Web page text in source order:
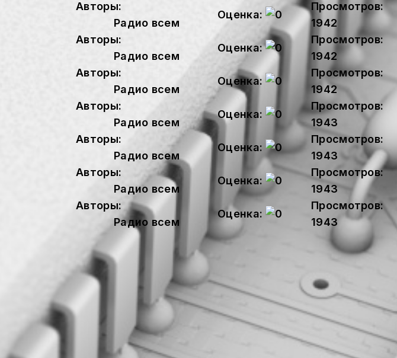
Авторы:
Радио всем
Оценка:
Просмотров:
1942
Авторы:
Радио всем
Оценка:
Просмотров:
1942
Авторы:
Радио всем
Оценка:
Просмотров:
1942
Авторы:
Радио всем
Оценка:
Просмотров:
1943
Авторы:
Радио всем
Оценка:
Просмотров:
1943
Авторы:
Радио всем
Оценка:
Просмотров:
1943
Авторы:
Радио всем
Оценка:
Просмотров:
1943